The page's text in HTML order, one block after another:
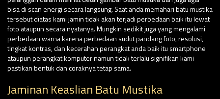
bisa di scan energi secara langsung. Saat anda memahari batu mustika
tersebut diatas kami jamin tidak akan terjadi perbedaan baik itu lewat
foto ataupun secara nyatanya. Mungkin sedikit juga yang mengalami
perbedaan warna karena perbedaan sudut pandang foto, resolusi,
tingkat kontras, dan kecerahan perangkat anda baik itu smartphone
ataupun perangkat komputer namun tidak terlalu signifikan kami
pastikan bentuk dan coraknya tetap sama.
Jaminan Keaslian Batu Mustika